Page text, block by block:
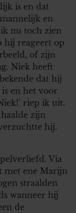
is en dat
en
nu toch zien
hij reageert op
of zijn
Niek heeft
dat hij
en het voor
riep ik uit.
zijn
hij.
Via
met ene Marijn
straalden
wanneer hij
de